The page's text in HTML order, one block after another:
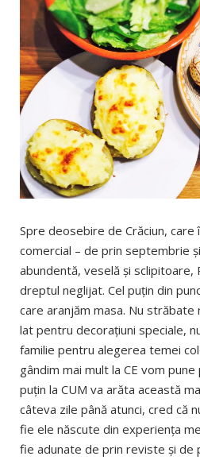
Spre deosebire de Crăciun, care
comercial – de prin septembrie
abundentă, veselă şi sclipitoare,
dreptul neglijat. Cel puţin din
care aranjăm masa. Nu străbate
lat pentru decoraţiuni speciale,
familie pentru alegerea temei
gândim mai mult la CE vom
puţin la CUM va arăta această
câteva zile până atunci, cred că
fie ele născute din experienţa
fie adunate de prin reviste şi de